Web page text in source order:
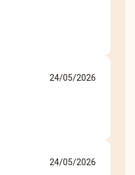
24/05/2026
24/05/2026